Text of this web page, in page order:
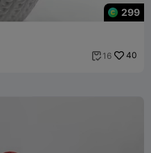
299
 16 40